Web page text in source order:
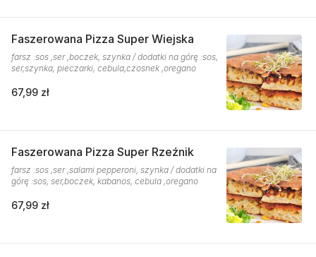
Faszerowana Pizza Super Wiejska
farsz :sos ,ser ,boczek, szynka / dodatki na górę :sos,
ser,szynka, pieczarki, cebula,czosnek ,oregano
67,99 zł
Faszerowana Pizza Super Rzeźnik
farsz :sos ,ser ,salami pepperoni, szynka / dodatki na
górę :sos, ser,boczek, kabanos, cebula ,oregano
67,99 zł